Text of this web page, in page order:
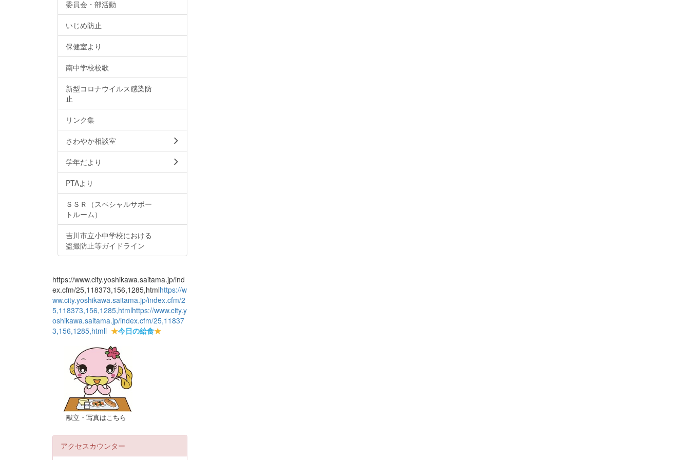
委員会・部活動
いじめ防止
保健室より
南中学校校歌
新型コロナウイルス感染防
止
リンク集
さわやか相談室
学年だより
PTAより
ＳＳＲ（スペシャルサポー
トルーム）
吉川市立小中学校における
盗撮防止等ガイドライン
https://www.city.yoshikawa.saitama.jp/ind
ex.cfm/25,118373,156,1285,htmlhttps://w
ww.city.yoshikawa.saitama.jp/index.cfm/2
5,118373,156,1285,htmlhttps://www.city.y
oshikawa.saitama.jp/index.cfm/25,11837
3,156,1285,htmll ★今日の給食★
献立・写真はこちら
アクセスカウンター